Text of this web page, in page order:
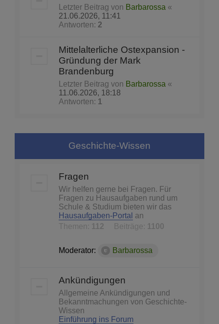
Letzter Beitrag von Barbarossa «
21.06.2026, 11:41
Antworten: 2
Mittelalterliche Ostexpansion -
Gründung der Mark
Brandenburg
Letzter Beitrag von Barbarossa «
11.06.2026, 18:18
Antworten: 1
Geschichte-Wissen
Fragen
Wir helfen gerne bei Fragen. Für
Fragen zu Hausaufgaben rund um
Schule & Studium bieten wir das
Hausaufgaben-Portal an
Themen:
112 Beiträge: 1100
Moderator: Barbarossa
Ankündigungen
Allgemeine Ankündigungen und
Bekanntmachungen von Geschichte-
Wissen
Einführung ins Forum